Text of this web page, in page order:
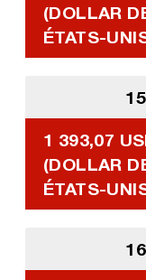
(DOLLAR
ÉTATS-
1 393,07
(DOLLAR
ÉTATS-